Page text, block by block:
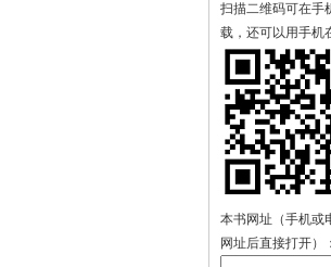
扫描二维码可在手
载，还可以用手机
本书网址（手机或
网址后直接打开）：